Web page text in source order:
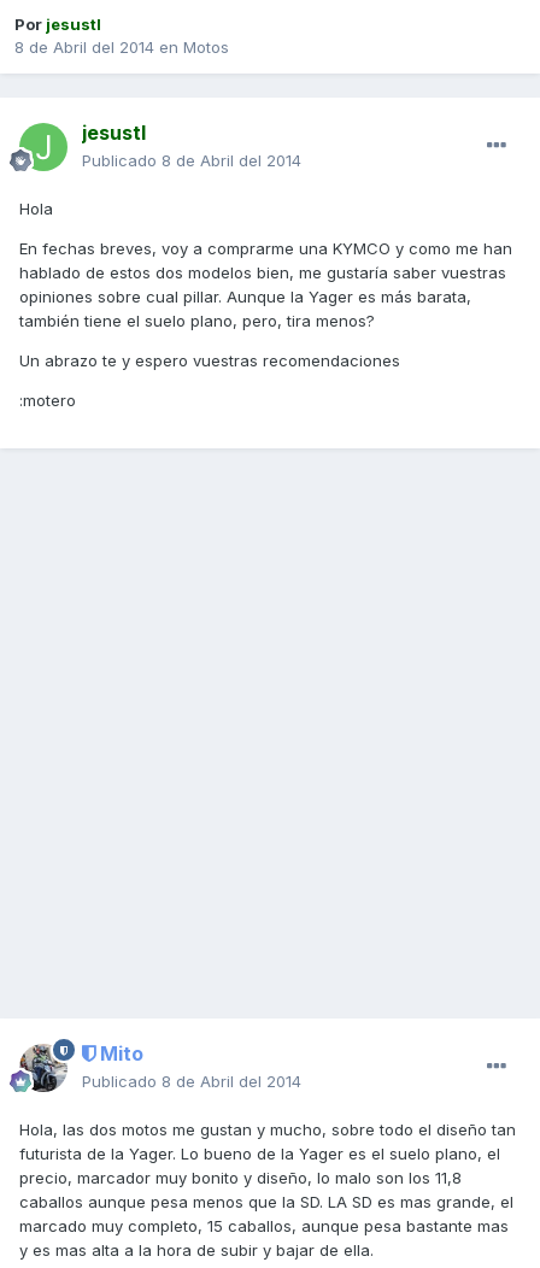
Por jesustl
8 de Abril del 2014 en Motos
jesustl
Publicado 8 de Abril del 2014
Hola
En fechas breves, voy a comprarme una KYMCO y como me han
hablado de estos dos modelos bien, me gustaría saber vuestras
opiniones sobre cual pillar. Aunque la Yager es más barata,
también tiene el suelo plano, pero, tira menos?
Un abrazo te y espero vuestras recomendaciones
:motero
Mito
Publicado 8 de Abril del 2014
Hola, las dos motos me gustan y mucho, sobre todo el diseño tan
futurista de la Yager. Lo bueno de la Yager es el suelo plano, el
precio, marcador muy bonito y diseño, lo malo son los 11,8
caballos aunque pesa menos que la SD. LA SD es mas grande, el
marcado muy completo, 15 caballos, aunque pesa bastante mas
y es mas alta a la hora de subir y bajar de ella.